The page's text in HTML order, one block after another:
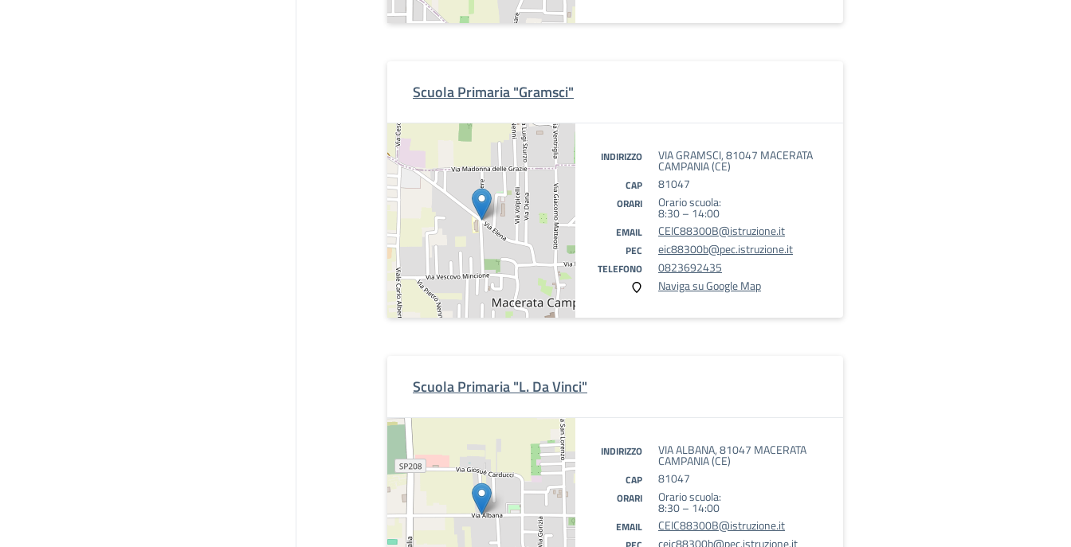
Scuola Primaria "Gramsci"
INDIRIZZO VIA GRAMSCI, 81047 MACERATA
CAMPANIA (CE)
CAP 81047
ORARI Orario scuola:
8:30 – 14:00
EMAIL CEIC88300B@istruzione.it
PEC eic88300b@pec.istruzione.it
TELEFONO
0823692435
Naviga su Google Map
Scuola Primaria "L. Da Vinci"
INDIRIZZO VIA ALBANA, 81047 MACERATA
CAMPANIA (CE)
CAP 81047
ORARI Orario scuola:
8:30 – 14:00
EMAIL CEIC88300B@istruzione.it
ceic88300b@pec.istruzione.it